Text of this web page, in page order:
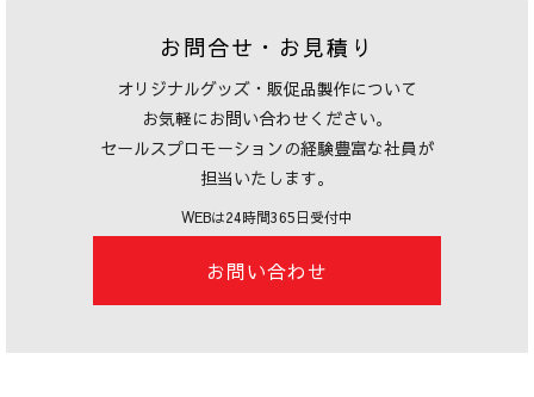
お問合せ・お見積り
オリジナルグッズ・販促品製作について
お気軽にお問い合わせください。
セールスプロモーションの経験豊富な社員が
担当いたします。
WEBは24時間365日受付中
お問い合わせ